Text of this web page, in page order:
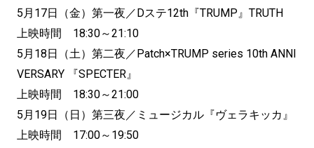
5月17日（金）第一夜／Dステ12th『TRUMP』TRUTH
上映時間 18:30～21:10
5月18日（土）第二夜／Patch×TRUMP series 10th ANNI
VERSARY 『SPECTER』
上映時間 18:30～21:00
5月19日（日）第三夜／ミュージカル『ヴェラキッカ』
上映時間 17:00～19:50